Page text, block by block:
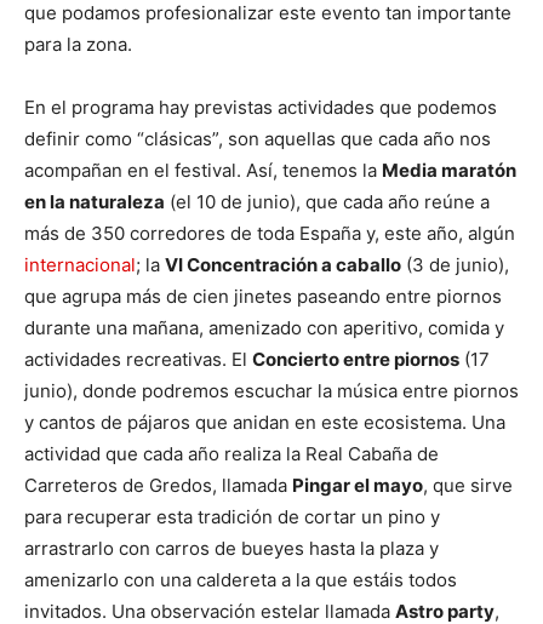
que podamos profesionalizar este evento tan importante
para la zona.
En el programa hay previstas actividades que podemos
definir como “clásicas”, son aquellas que cada año nos
acompañan en el festival. Así, tenemos la Media maratón
en la naturaleza (el 10 de junio), que cada año reúne a
más de 350 corredores de toda España y, este año, algún
internacional; la VI Concentración a caballo (3 de junio),
que agrupa más de cien jinetes paseando entre piornos
durante una mañana, amenizado con aperitivo, comida y
actividades recreativas. El Concierto entre piornos (17
junio), donde podremos escuchar la música entre piornos
y cantos de pájaros que anidan en este ecosistema. Una
actividad que cada año realiza la Real Cabaña de
Carreteros de Gredos, llamada Pingar el mayo, que sirve
para recuperar esta tradición de cortar un pino y
arrastrarlo con carros de bueyes hasta la plaza y
amenizarlo con una caldereta a la que estáis todos
invitados. Una observación estelar llamada Astro party,